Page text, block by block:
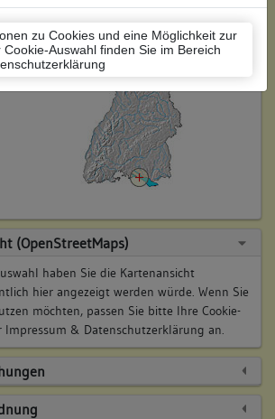
zu Cookies und eine Möglichkeit zur
Auswahl finden Sie im Bereich
keiner
keine
(OpenStreetMaps)
haben Sie die Kartenansicht
hier angezeigt werden würde. Wenn Sie
möchten, passen Sie bitte Ihre Cookie-
Impressum & Datenschutzerklärung an.